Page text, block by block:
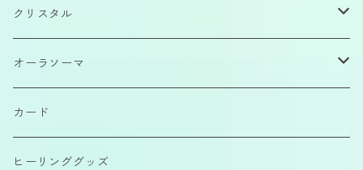
クリスタル
原石
磨きもの
カボション
オーラソーマ
イクイリブリアムボトル
ポマンダー
カード
ヒーリンググッズ